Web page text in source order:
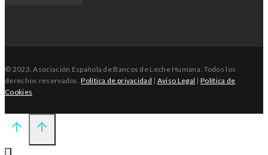
© 2023.Asociación Española de Bancos de Leche Humana. Todos los
derechos reservados.Política de privacidad | Aviso Legal |Política de
Cookies